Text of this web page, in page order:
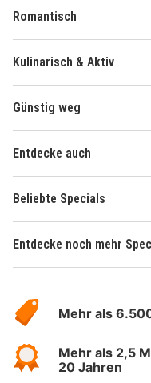
Romantisch
Kulinarisch & Aktiv
Günstig weg
Entdecke auch
Beliebte Specials
Entdecke noch mehr
Hotelspecials
Mehr als
Mehr als 2,5
20 Jahren